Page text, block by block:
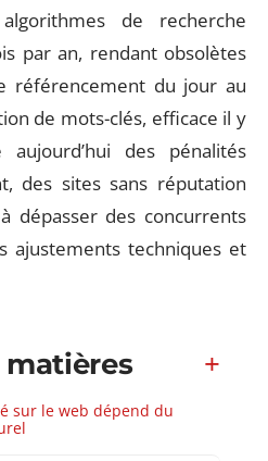
de recherche
par an, rendant obsolètes
référencement du jour au
de mots-clés, efficace il y
des pénalités
des sites sans réputation
dépasser des concurrents
ajustements techniques et
matières
sur le web dépend du